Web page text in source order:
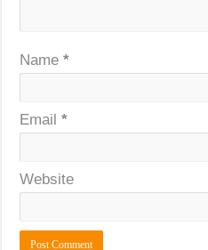
Name*
Email*
Website